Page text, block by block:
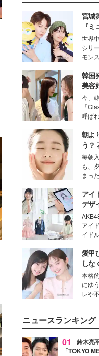
宮城
『
ズ』
だけ
動
世界
シリ
モン
ニオ
デル
談を
ら、
の感
ーに
た。
韓国
美容
「ヘ
今、
「
呼ば
ショ
して
めて
子。
な髪
女性
ます。
朝よ
う？
ータ
ン（
の常
毎朝
も、
まっ
な美
性を
プチ
技術
アイ
デザ
愛い
クロ
アイ
イド
取締
ター
個性
衣装
気と
愛甲
しな
対策
本格
にゆ
レや
好さ
ク。
すヒ
生理
ニュースランキング
01
鈴木亮
「TOKYO